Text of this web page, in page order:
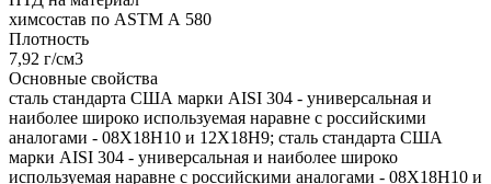
химсостав по ASTM А 580
Плотность
7,92 г/см3
Основные свойства
сталь стандарта США марки AISI 304 - универсальная и
наиболее широко используемая наравне с российскими
аналогами - 08Х18Н10 и 12Х18Н9; сталь стандарта США
марки AISI 304 - универсальная и наиболее широко
используемая наравне с российскими аналогами - 08Х18Н10 и